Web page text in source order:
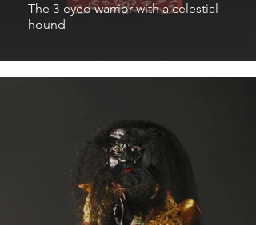
The 3-eyed warrior with a celestial
hound